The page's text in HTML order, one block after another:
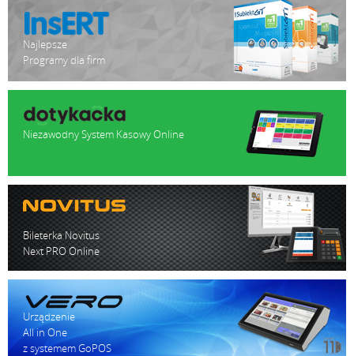
Najlepsze
Programy dla firm
Niezawodny System Kasowy Online
Bileterka Novitus
Next PRO Online
Urządzenie
All in One
z systemem GoPOS